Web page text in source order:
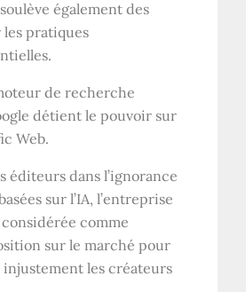
également des
pratiques
de recherche
détient le pouvoir sur
Web.
éditeurs dans l’ignorance
sur l’IA, l’entreprise
comme
sur le marché pour
injustement les créateurs